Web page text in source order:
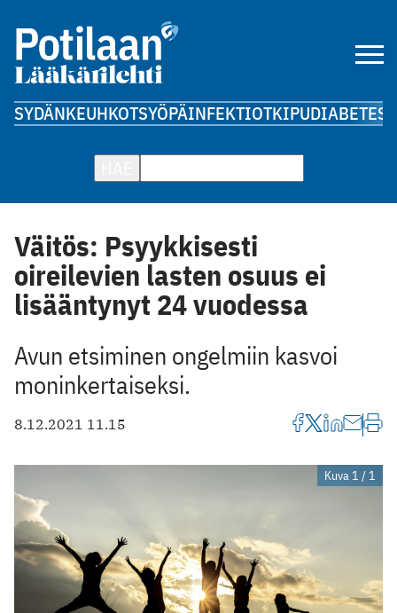
SYDÄNKEUHKOTSYÖPÄINFEKTIOTKIPUDIABETES
Väitös: Psyykkisesti
oireilevien lasten osuus ei
lisääntynyt 24 vuodessa
Avun etsiminen ongelmiin kasvoi
moninkertaiseksi.
8.12.2021 11.15
Kuva 1 / 1